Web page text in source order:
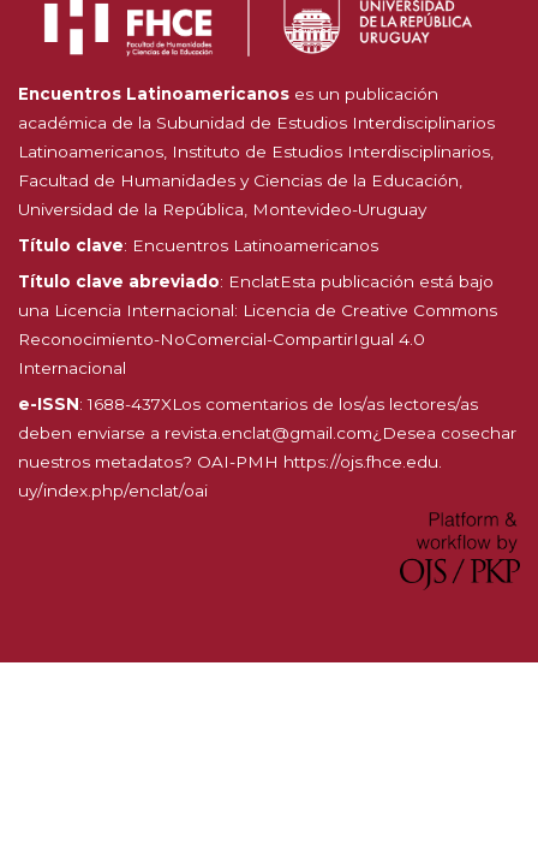
Encuentros Latinoamericanos es un publicación
académica de la Subunidad de Estudios Interdisciplinarios
Latinoamericanos, Instituto de Estudios Interdisciplinarios,
Facultad de Humanidades y Ciencias de la Educación,
Universidad de la República, Montevideo-Uruguay
Título clave: Encuentros Latinoamericanos
Título clave abreviado: EnclatEsta publicación está bajo
una Licencia Internacional: Licencia de Creative Commons
Reconocimiento-NoComercial-CompartirIgual 4.0
Internacional
e-ISSN: 1688-437XLos comentarios de los/as lectores/as
deben enviarse a revista.enclat@gmail.com¿Desea cosechar
nuestros metadatos? OAI-PMH https://ojs.fhce.edu.
uy/index.php/enclat/oai